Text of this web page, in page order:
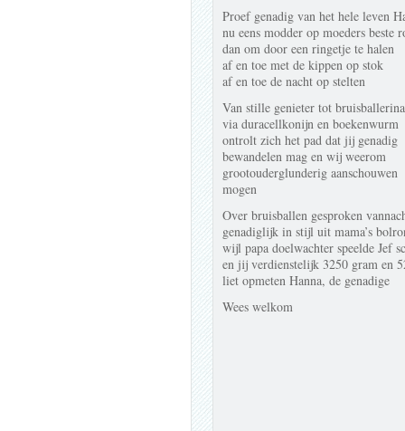
Proef genadig van het hele leven
nu eens modder op moeders beste
dan om door een ringetje te halen
af en toe met de kippen op stok
af en toe de nacht op stelten
Van stille genieter tot bruisballerina
via duracellkonijn en boekenwurm
ontrolt zich het pad dat jij genadig
bewandelen mag en wij weerom
grootouderglunderig aanschouwen
mogen
Over bruisballen gesproken
genadiglijk in stijl uit mama’s
wijl papa doelwachter speelde Jef
en jij verdienstelijk 3250 gram en
liet opmeten Hanna, de genadige
Wees welkom